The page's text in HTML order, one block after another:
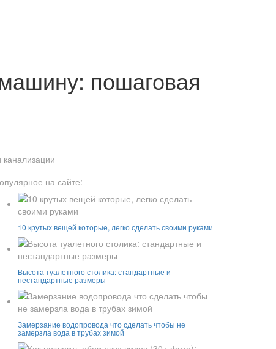
пошаговая
на сайте:
10 крутых вещей которые, легко сделать своими руками
Высота туалетного столика: стандартные и
нестандартные размеры
Замерзание водопровода что сделать чтобы не
замерзла вода в трубах зимой